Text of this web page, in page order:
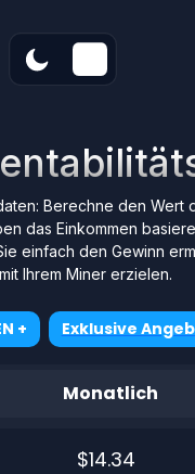
Berechne den Wert
das Einkommen
einfach den Gewinn
Ihrem Miner erzielen.
+ Exklusive
Monatlich
$14.34